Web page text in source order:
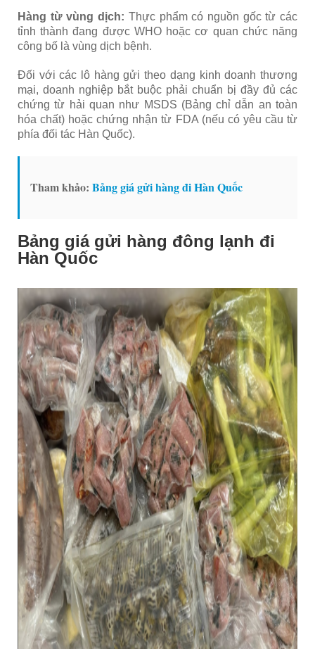
Hàng từ vùng dịch: Thực phẩm có nguồn gốc từ các
tỉnh thành đang được WHO hoặc cơ quan chức năng
công bố là vùng dịch bệnh.
Đối với các lô hàng gửi theo dạng kinh doanh thương
mại, doanh nghiệp bắt buộc phải chuẩn bị đầy đủ các
chứng từ hải quan như MSDS (Bảng chỉ dẫn an toàn
hóa chất) hoặc chứng nhận từ FDA (nếu có yêu cầu từ
phía đối tác Hàn Quốc).
Tham khảo: Bảng giá gửi hàng đi Hàn Quốc
Bảng giá gửi hàng đông lạnh đi
Hàn Quốc